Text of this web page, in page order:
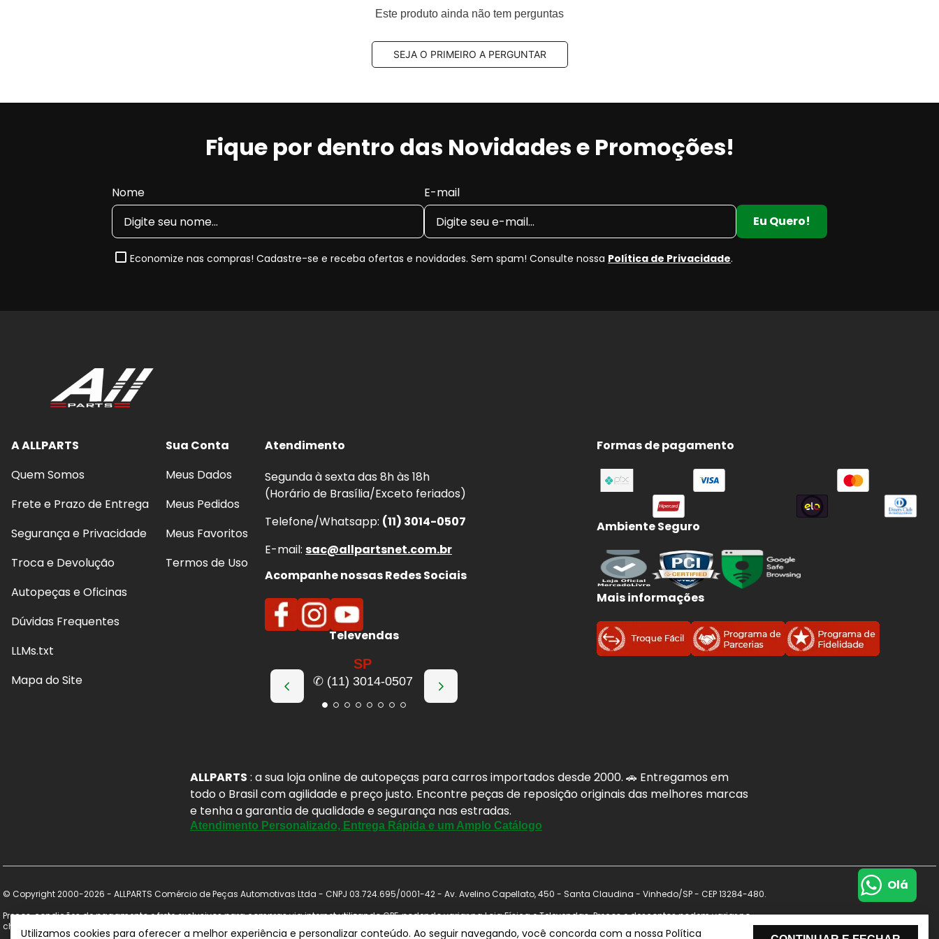
Olá
Este produto ainda não tem perguntas
SEJA O PRIMEIRO A PERGUNTAR
Fique por dentro das Novidades e Promoções!
Nome
E-mail
Eu Quero!
Economize nas compras! Cadastre-se e receba ofertas e novidades. Sem spam! Consulte nossa Política de Privacidade.
A ALLPARTS
Quem Somos
Frete e Prazo de Entrega
Segurança e Privacidade
Troca e Devolução
Autopeças e Oficinas
Dúvidas Frequentes
LLMs.txt
Mapa do Site
Sua Conta
Meus Dados
Meus Pedidos
Meus Favoritos
Termos de Uso
Atendimento
Segunda à sexta das 8h às 18h
(Horário de Brasília/Exceto feriados)
Telefone/Whatsapp: (11) 3014-0507
E-mail: sac@allpartsnet.com.br
Acompanhe nossas Redes Sociais
Televendas
SP
✆ (11) 3014-0507
Formas de pagamento
Ambiente Seguro
Mais informações
ALLPARTS : a sua loja online de autopeças para carros importados desde 2000. 🚗 Entregamos em
todo o Brasil com agilidade e preço justo. Encontre peças de reposição originais das melhores marcas
e tenha a garantia de qualidade e segurança nas estradas.
Atendimento Personalizado, Entrega Rápida e um Amplo Catálogo
© Copyright 2000-2026 - ALLPARTS Comércio de Peças Automotivas Ltda - CNPJ 03.724.695/0001-42 - Av. Avelino Capellato, 450 - Santa Claudina - Vinhedo/SP - CEP 13284-480.
Preços, condições de pagamento e frete exclusivos para compras via internet utilizando CPF, podendo variar na Loja Física e Televendas. Preços e descontos podem variar no
checkout. Certifique-se de revisar o seu carrinho para obter o preço final antes de concluir a compra. Vendas sujeitas a análise e confirmação de dados.
Utilizamos cookies para oferecer a melhor experiência e personalizar conteúdo. Ao seguir navegando, você concorda com a nossa Política